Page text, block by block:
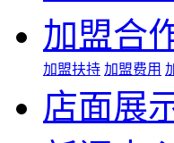
加盟合
加盟扶持 加盟费用
店面展